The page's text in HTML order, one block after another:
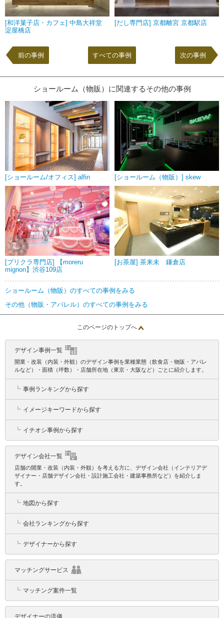
[和洋菓子店・カフェ] 中島大祥堂
淀屋橋店
[だし専門店] 京都離宮 京都駅店
前の事例 次の事例
すべての事例
ショールーム（物販）に関連するその他の事例
[ショールーム/オフィス] alfin [ショールーム（物販）] skew
[プリクラ専門店] 【moreru
mignon】渋谷109店
[お茶屋] 茶来未 鎌倉店
ショールーム（物販）のすべての事例をみる
その他（物販・アパレル）のすべての事例をみる
このページのトップへ
デザイン事例一覧
開業・改装（内装・外観）のデザイン事例を業種業態（飲食店・物販・アパレ
ルなど）・面積（坪数）・店舗所在地（東京・大阪など）ごとに紹介します。
┗ 事例ランキングから探す
┗ イメージキーワードから探す
┗ イチオシ事例から探す
デザイン会社一覧
店舗の開業・改装（内装・外観）を考える方に、デザイン会社（インテリアデ
ザイナー・店舗デザイン会社・設計施工会社・建築事務所など）を紹介しま
す。
┗ 地図から探す
┗ 会社ランキングから探す
┗ デザイナーから探す
マッチングサービス
┗ マッチング案件一覧
デザイナーの流儀